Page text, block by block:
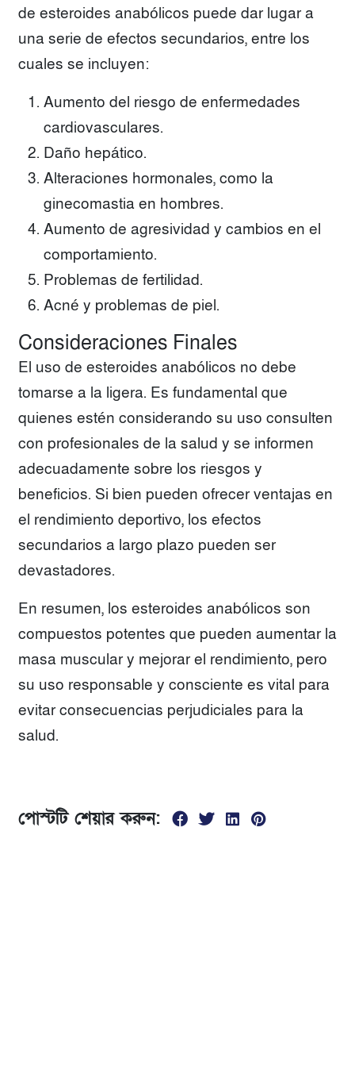
de esteroides anabólicos puede dar lugar a
una serie de efectos secundarios, entre los
cuales se incluyen:
Aumento del riesgo de enfermedades
cardiovasculares.
Daño hepático.
Alteraciones hormonales, como la
ginecomastia en hombres.
Aumento de agresividad y cambios en el
comportamiento.
Problemas de fertilidad.
Acné y problemas de piel.
Consideraciones Finales
El uso de esteroides anabólicos no debe
tomarse a la ligera. Es fundamental que
quienes estén considerando su uso consulten
con profesionales de la salud y se informen
adecuadamente sobre los riesgos y
beneficios. Si bien pueden ofrecer ventajas en
el rendimiento deportivo, los efectos
secundarios a largo plazo pueden ser
devastadores.
En resumen, los esteroides anabólicos son
compuestos potentes que pueden aumentar la
masa muscular y mejorar el rendimiento, pero
su uso responsable y consciente es vital para
evitar consecuencias perjudiciales para la
salud.
পোস্টটি শেয়ার করুন: